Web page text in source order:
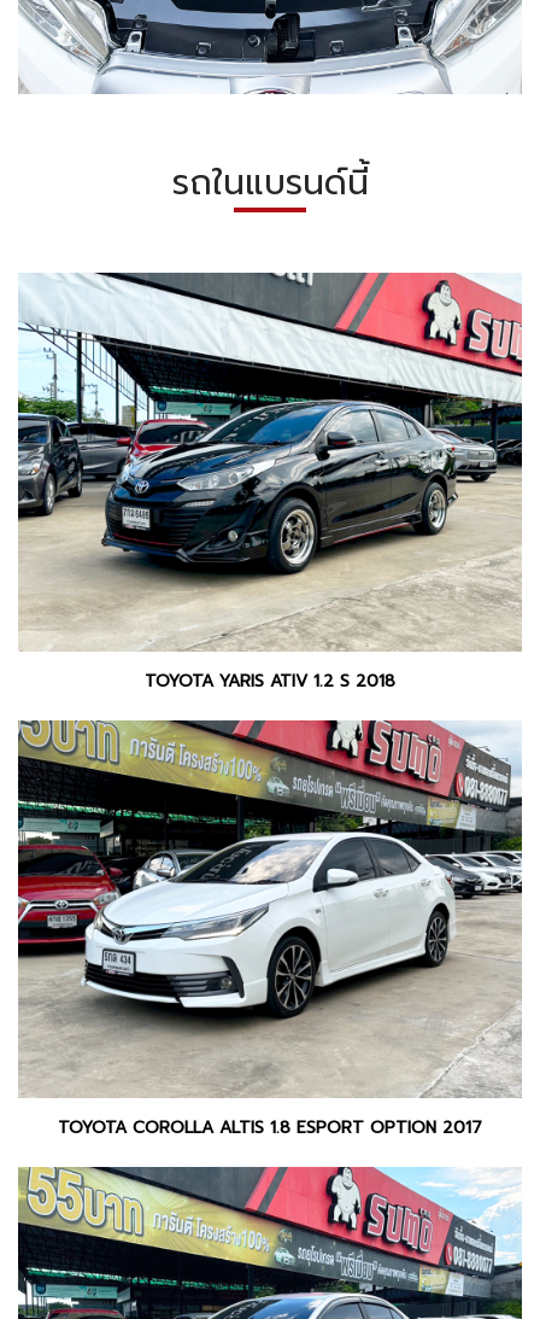
รถในแบรนด์นี้
TOYOTA YARIS ATIV 1.2 S 2018
TOYOTA COROLLA ALTIS 1.8 ESPORT OPTION 2017